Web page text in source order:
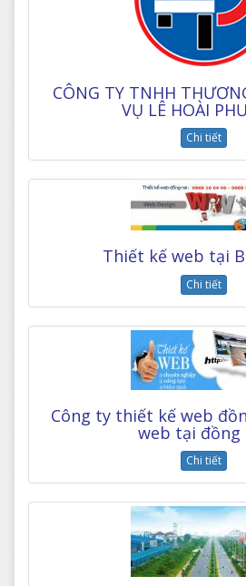
CÔNG TY TNHH
VỤ LÊ HOÀI
Chi tiết
Thiết kế web tại
Chi tiết
Công ty thiết kế web
web tại đồng
Chi tiết